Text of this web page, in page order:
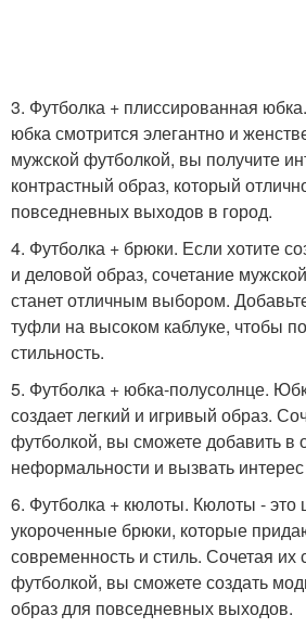
3. Футболка + плиссированная
юбка смотрится элегантно и
мужской футболкой, вы получите
контрастный образ, который
повседневных выходов в город.
4. Футболка + брюки. Если хотите
и деловой образ, сочетание
станет отличным выбором.
туфли на высоком каблуке, чтобы
стильность.
5. Футболка + юбка-полусолнце.
создает легкий и игривый образ.
футболкой, вы сможете добавить в
неформальности и вызвать
6. Футболка + кюлоты. Кюлоты - это
укороченные брюки, которые
современность и стиль. Сочетая их
футболкой, вы сможете создать
образ для повседневных выходов.